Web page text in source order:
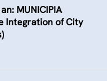
MUNICIPIA
Integration of City